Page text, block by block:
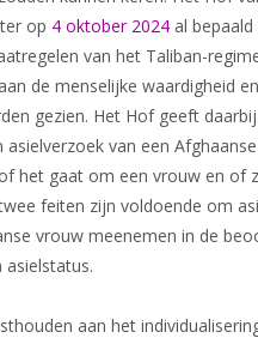
op 4 oktober 2024al bepaald
van het Taliban-
de menselijke waardigheid
gezien. Het Hof geeft
asielverzoek van een
het gaat om een vrouw en of
feiten zijn voldoende om
vrouw meenemen in de
asielstatus.
aan het